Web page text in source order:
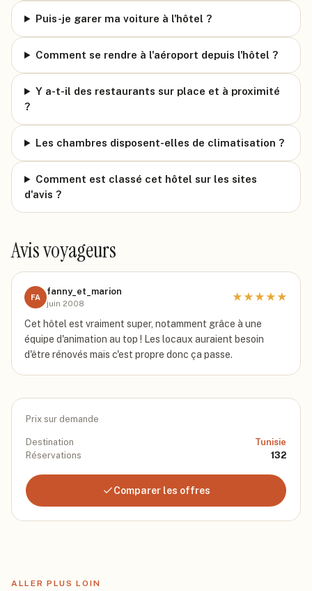
Puis-je garer ma voiture à l'hôtel ?
Comment se rendre à l'aéroport depuis l'hôtel ?
Y a-t-il des restaurants sur place et à proximité
?
Les chambres disposent-elles de climatisation ?
Comment est classé cet hôtel sur les sites
d'avis ?
Avis voyageurs
FA
fanny_et_marion
juin 2008
★★★★★
Cet hôtel est vraiment super, notamment grâce à une
équipe d'animation au top ! Les locaux auraient besoin
d'être rénovés mais c'est propre donc ça passe.
Prix sur demande
Destination
Tunisie
Réservations
132
Comparer les offres
ALLER PLUS LOIN